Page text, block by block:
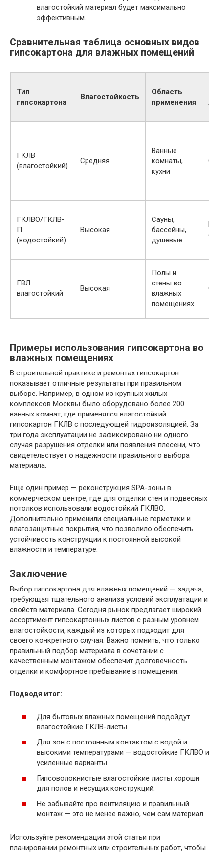
влагостойкий материал будет максимально
эффективным.
Сравнительная таблица основных видов
гипсокартона для влажных помещений
Тип
гипсокартона
Влагостойкость
Область
применения
ГКЛВ
(влагостойкий)
Средняя
Ванные
комнаты,
кухни
ГКЛВО/ГКЛВ-
П
(водостойкий)
Высокая
Сауны,
бассейны,
душевые
ГВЛ
влагостойкий
Высокая
Полы и
стены во
влажных
помещениях
Примеры использования гипсокартона во
влажных помещениях
В строительной практике и ремонтах гипсокартон
показывает отличные результаты при правильном
выборе. Например, в одном из крупных жилых
комплексов Москвы было оборудовано более 200
ванных комнат, где применялся влагостойкий
гипсокартон ГКЛВ с последующей гидроизоляцией. За
три года эксплуатации не зафиксировано ни одного
случая разрушения отделки или появления плесени, что
свидетельствует о надежности правильного выбора
материала.
Еще один пример — реконструкция SPA-зоны в
коммерческом центре, где для отделки стен и подвесных
потолков использовали водостойкий ГКЛВО.
Дополнительно применили специальные герметики и
влагозащитные покрытия, что позволило обеспечить
устойчивость конструкции к постоянной высокой
влажности и температуре.
Заключение
Выбор гипсокартона для влажных помещений — задача,
требующая тщательного анализа условий эксплуатации и
свойств материала. Сегодня рынок предлагает широкий
ассортимент гипсокартонных листов с разным уровнем
влагостойкости, каждый из которых подходит для
своего конкретного случая. Важно помнить, что только
правильный подбор материала в сочетании с
качественным монтажом обеспечит долговечность
отделки и комфортное пребывание в помещении.
Подводя итог:
Для бытовых влажных помещений подойдут
влагостойкие ГКЛВ-листы.
Для зон с постоянным контактом с водой и
высокими температурами — водостойкие ГКЛВО и
усиленные варианты.
Гипсоволокнистые влагостойкие листы хороши
для полов и несущих конструкций.
Не забывайте про вентиляцию и правильный
монтаж — это не менее важно, чем сам материал.
Используйте рекомендации этой статьи при
планировании ремонтных или строительных работ, чтобы